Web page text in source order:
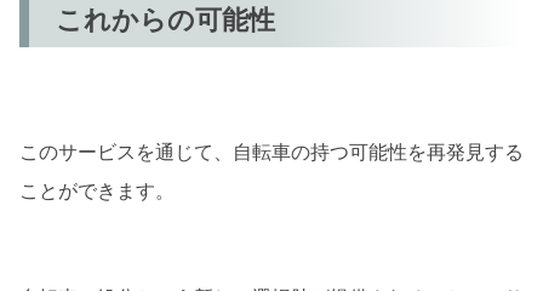
これからの可能性
このサービスを通じて、自転車の持つ可能性を再発見する
ことができます。